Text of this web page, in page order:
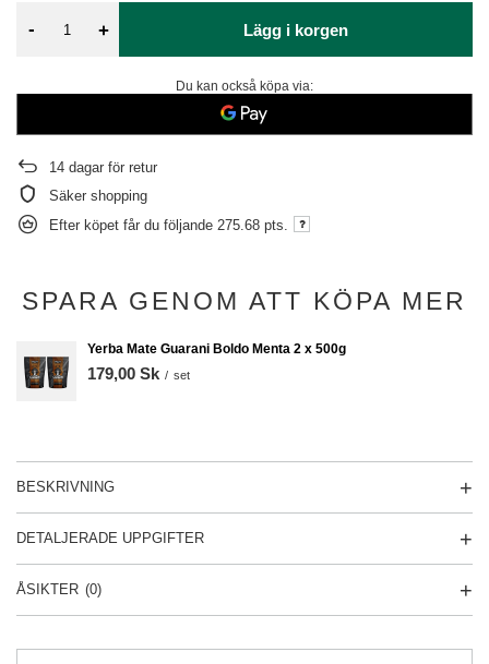
- + Lägg i korgen
Du kan också köpa via:
14 dagar för retur
Säker shopping
Efter köpet får du följande 275.68 pts.
SPARA GENOM ATT KÖPA MER
Yerba Mate Guarani Boldo Menta 2 x 500g
179,00 Sk / set
BESKRIVNING
DETALJERADE UPPGIFTER
ÅSIKTER (0)